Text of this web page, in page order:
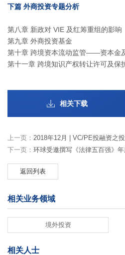
下篇 外商投资专题分析
第八章 新政对 VIE 及红筹重组的影响
第九章 外商投资基金
第十章 跨境资本流动监管——资本金
第十一章 跨境知识产权转让许可及保
相关下载
上一页： 2018年12月 | VC/PE投融资之
下一页： 环球受邀撰写《法律五百强》
返回列表
相关业务领域
境外投资
相关人士